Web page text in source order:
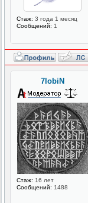
Стаж: 3 года 1 месяц
Сообщений: 1
7lobiN
Стаж: 16 лет
Сообщений: 1488